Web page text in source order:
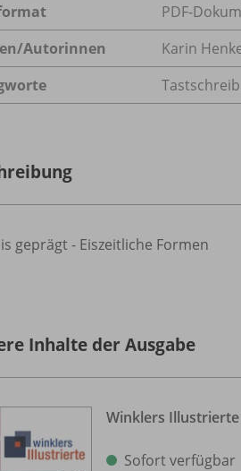
PDF-
Autorinnen
Karin
geprägt - Eiszeitliche Formen
Inhalte der Ausgabe
Winklers Illustrierte
Sofort verfügbar